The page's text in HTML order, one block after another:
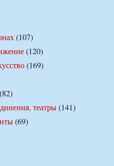
(107)
(120)
(169)
(82)
театры(141)
(69)